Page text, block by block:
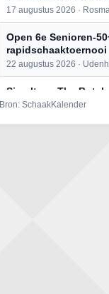
17 augustus 2026 ·
Open 6e Senioren-
rapidschaaktoernooi
22 augustus 2026 ·
Simultaan The
22 augustus 2026 · Utrecht
Bron: SchaakKalender